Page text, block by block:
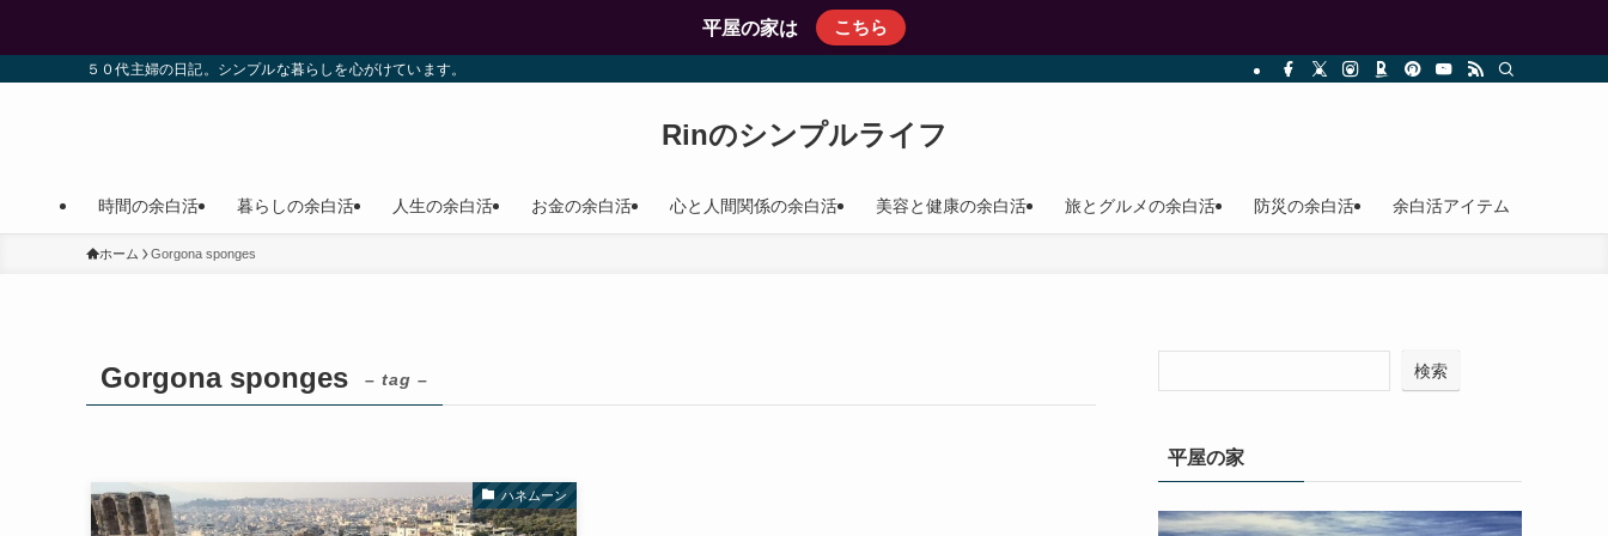
平屋の家は こちら
５０代主婦の日記。シンプルな暮らしを心がけています。
Rinのシンプルライフ
時間の余白活 暮らしの余白活 人生の余白活 お金の余白活 心と人間関係の余白活 美容と健康の余白活 旅とグルメの余白活 防災の余白活 余白活アイテム
ホーム Gorgona sponges
Gorgona sponges – tag –
ハネムーン
検索
平屋の家